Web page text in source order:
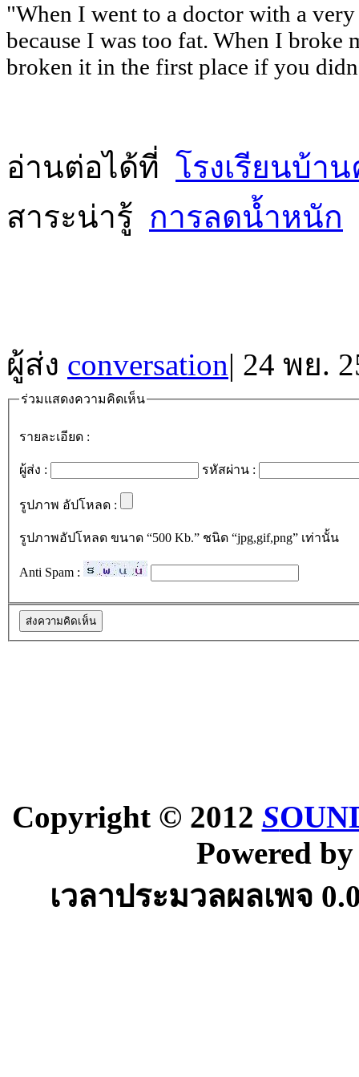
"When I went to a doctor with a
because I was too fat. When I
broken it in the first place if you
อ่านต่อได้ที่ โรงเรียนบ้า
สาระน่ารู้ การลดน้ำหนัก
ผู้ส่ง conversation| 24 พย.
ร่วมแสดงความคิดเห็น
รายละเอียด :
ผู้ส่ง : รหัสผ่าน :
รูปภาพ อัปโหลด :
รูปภาพอัปโหลด ขนาด “500 Kb.” ชนิด “jpg,gif,png” เท่านั้น
Anti Spam :
Copyright © 2012 S
Powered
เวลาประมวลผลเพจ